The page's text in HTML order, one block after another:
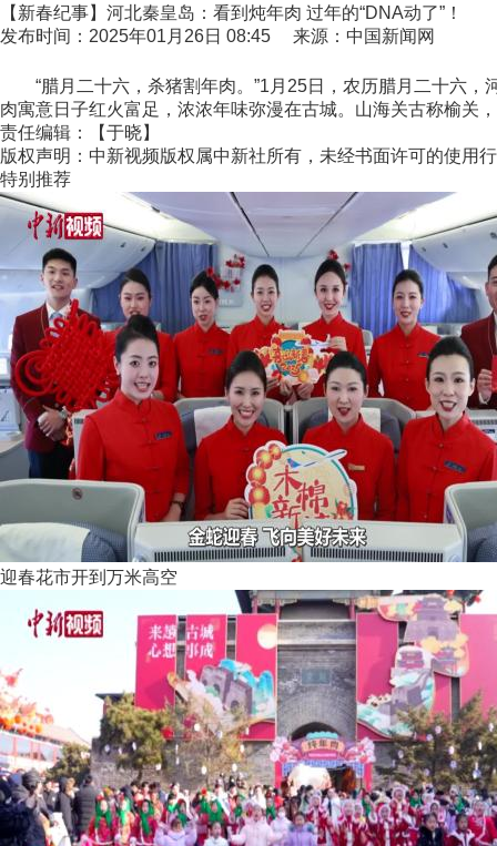
【新春纪事】河北秦皇岛：看到炖年肉 过年的“DNA动了”！
发布时间：2025年01月26日 08:45 来源：中国新闻网
“腊月二十六，杀猪割年肉。”1月25日，农历腊月二十六，
肉寓意日子红火富足，浓浓年味弥漫在古城。山海关古称榆关
责任编辑：【于晓】
版权声明：中新视频版权属中新社所有，未经书面许可的使用
特别推荐
迎春花市开到万米高空